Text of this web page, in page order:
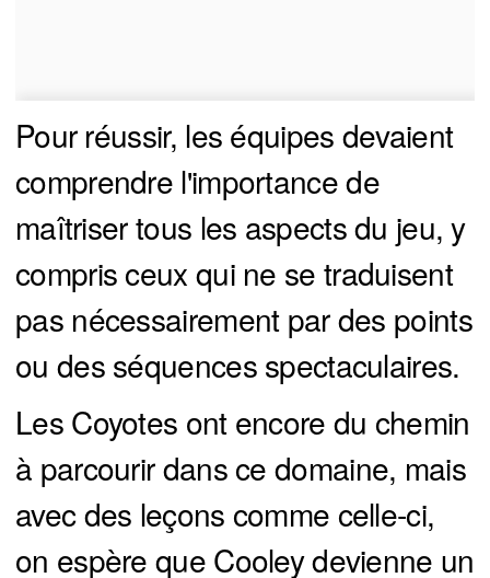
Pour réussir, les équipes devaient
comprendre l'importance de
maîtriser tous les aspects du jeu, y
compris ceux qui ne se traduisent
pas nécessairement par des points
ou des séquences spectaculaires.
Les Coyotes ont encore du chemin
à parcourir dans ce domaine, mais
avec des leçons comme celle-ci,
on espère que Cooley devienne un